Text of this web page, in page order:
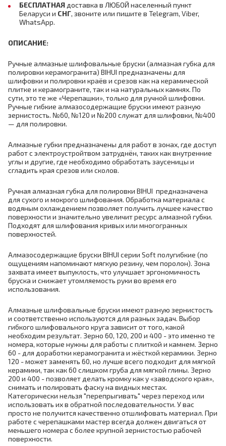
БЕСПЛАТНАЯ доставка в ЛЮБОЙ населенный пункт
Беларуси и СНГ, звоните или пишите в Telegram, Viber,
WhatsApp.
ОПИСАНИЕ:
Ручные алмазные шлифовальные бруски (алмазная губка для
полировки керамогранита) BIHUI предназначены для
шлифовки и полировки краёв и срезов как на керамической
плитке и керамограните, так и на натуральных камнях. По
сути, это те же «Черепашки», только для ручной шлифовки.
Ручные гибкие алмазосодержащие бруски имеют разную
зернистость. №60, №120 и №200 служат для шлифовки, №400
— для полировки.
Алмазные губки предназначены для работ в зонах, где доступ
работ с электроустройтвом затруднён, таких как внутренние
углы и другие, где необходимо обработать заусеницы и
сгладить края срезов или сколов.
Ручная алмазная губка для полировки BIHUI предназначена
для сухого и мокрого шлифования. Обработка материала с
водяным охлаждением позволяет получить лучшее качество
поверхности и значительно увеличит ресурс алмазной губки.
Подходят для шлифования кривых или многогранных
поверхностей.
Алмазосодержащие бруски BIHUI серии Soft полугибкие (по
ощущениям напоминают мягкую резину, чем поролон). Зона
захвата имеет выпуклость, что улучшает эргономичность
бруска и снижает утомляемость руки во время его
использования.
Алмазные шлифовальные бруски имеют разную зернистость
и соответственно используются для разных задач. Выбор
гибкого шлифовального круга зависит от того, какой
необходим результат. Зерно 60, 120, 200 и 400 - это именно те
номера, которые нужны для работы с плиткой и камнем. Зерно
60 - для доработки керамогранита и жёсткой керамики. Зерно
120 - может заменять 60, но лучше всего подходит для мягкой
керамики, так как 60 слишком груба для мягкой глины. Зерно
200 и 400 - позволяет делать кромку как у «заводского края»,
снимать и полировать фаску на видных местах.
Категорически нельзя "перепрыгивать" через переход или
использовать их в обратной последовательности. У вас
просто не получится качественно отшлифовать материал. При
работе с черепашками мастер всегда должен двигаться от
меньшего номера с более крупной зернистостью рабочей
поверхности.